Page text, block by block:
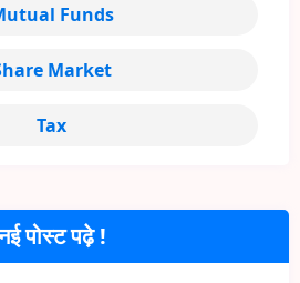
पोस्ट पढ़े !
Funds
Market
Tax